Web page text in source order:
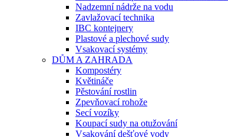
Nadzemní nádrže na vodu
Zavlažovací technika
IBC kontejnery
Plastové a plechové sudy
Vsakovací systémy
DŮM A ZAHRADA
Kompostéry
Květináče
Pěstování rostlin
Zpevňovací rohože
Secí vozíky
Koupací sudy na otužování
Vsakování dešťové vody